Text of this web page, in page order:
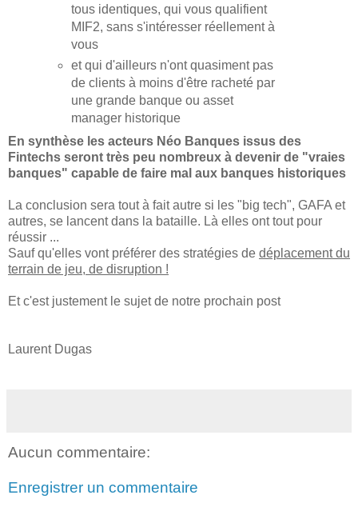
tous identiques, qui vous qualifient
MIF2, sans s'intéresser réellement à
vous
et qui d'ailleurs n'ont quasiment pas
de clients à moins d'être racheté par
une grande banque ou asset
manager historique
En synthèse les acteurs Néo Banques issus des
Fintechs seront très peu nombreux à devenir de "vraies
banques" capable de faire mal aux banques historiques
La conclusion sera tout à fait autre si les "big tech", GAFA et
autres, se lancent dans la bataille. Là elles ont tout pour
réussir ...
Sauf qu'elles vont préférer des stratégies de déplacement du
terrain de jeu, de disruption !
Et c'est justement le sujet de notre prochain post
Laurent Dugas
Aucun commentaire:
Enregistrer un commentaire